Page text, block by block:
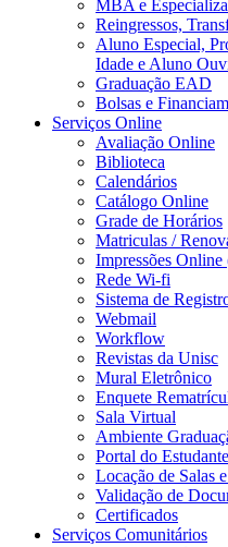
MBA e
Reingressos,
Aluno Especial,
Idade e Aluno
Graduação EAD
Bolsas e
Serviços Online
Avaliação Online
Biblioteca
Calendários
Catálogo Online
Grade de Horários
Matriculas /
Impressões Online
Rede Wi-fi
Sistema de
Webmail
Workflow
Revistas da Unisc
Mural Eletrônico
Enquete
Sala Virtual
Ambiente
Portal do Estudante
Locação de Salas
Validação de
Certificados
Serviços Comunitários